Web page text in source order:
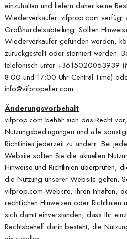
einzuhalten und liefern daher keine
Wiederverkäufer. vifprop.com verfügt
Großhandelsabteilung. Sollten
Wiederverkäufer gefunden werden,
zurückgestellt oder storniert werden.
telefonisch unter +8615020053939
8:00 und 17:00 Uhr Central Time)
info@vifpropeller.com.
Änderungsvorbehalt
vifprop.com behält sich das Recht
Nutzungsbedingungen und alle
Richtlinien jederzeit zu ändern. Bei
Website sollten Sie die aktuellen
Hinweise und Richtlinien überprüfen,
die Nutzung unserer Website gelten.
vifprop.com-Website, ihren Inhalten,
rechtlichen Hinweisen oder Richtlinien
sich damit einverstanden, dass Ihr
Rechtsbehelf darin besteht, die